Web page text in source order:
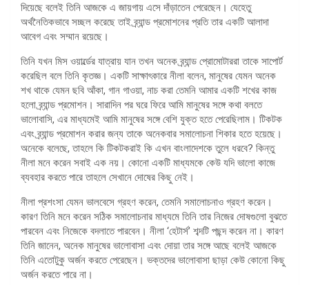
দিয়েছে বলেই তিনি আজকে এ জায়গায় এসে দাঁড়াতেন পেরেছেন। যেহেতু
অর্থনৈতিকভাবে সচ্ছল করেছে তাই ব্র্যান্ড প্রমোশনের প্রতি তার একটি আলাদা
আবেগ এবং সম্মান রয়েছে।
তিনি যখন মিস ওয়ার্ল্ডের যাত্রায় যান তখন অনেক ব্র্যান্ড প্রোমোটাররা তাকে সাপোর্ট
করেছিল বলে তিনি কৃতজ্ঞ। একটি সাক্ষাৎকারে নীলা বলেন, মানুষের যেমন অনেক
শখ থাকে যেমন ছবি আঁকা, গান গাওয়া, নাচ করা তেমনি আমার একটি শখের কাজ
হলো ব্র্যান্ড প্রমোশন। সারাদিন পর ঘরে ফিরে আমি মানুষের সঙ্গে কথা বলতে
ভালোবাসি, এর মাধ্যমেই আমি মানুষের সঙ্গে বেশি যুক্ত হতে পেরেছিলাম। টিকটক
এবং ব্র্যান্ড প্রমোশন করার জন্য তাকে অনেকবার সমালোচনা শিকার হতে হয়েছে।
অনেকে বলেছে, তাহলে কি টিকটকরাই কি এখন বাংলাদেশকে তুলে ধরবে? কিন্তু
নীলা মনে করেন সবাই এক নয়। কোনো একটি মাধ্যমকে কেউ যদি ভালো কাজে
ব্যবহার করতে পারে তাহলে সেখানে দোষের কিছু নেই।
নীলা প্রশংসা যেমন ভালবেসে গ্রহণ করেন, তেমনি সমালোচনাও গ্রহণ করেন।
কারণ তিনি মনে করেন সঠিক সমালোচনার মাধ্যমে তিনি তার নিজের দোষগুলো বুঝতে
পারবেন এবং নিজেকে বদলাতে পারবেন। নীলা ‘হেটার্স’ শব্দটি পছন্দ করেন না। কারণ
তিনি জানেন, অনেক মানুষের ভালোবাসা এবং দোয়া তার সঙ্গে আছে বলেই আজকে
তিনি এতোটুকু অর্জন করতে পেরেছেন। ভক্তদের ভালোবাসা ছাড়া কেউ কোনো কিছু
অর্জন করতে পারে না।